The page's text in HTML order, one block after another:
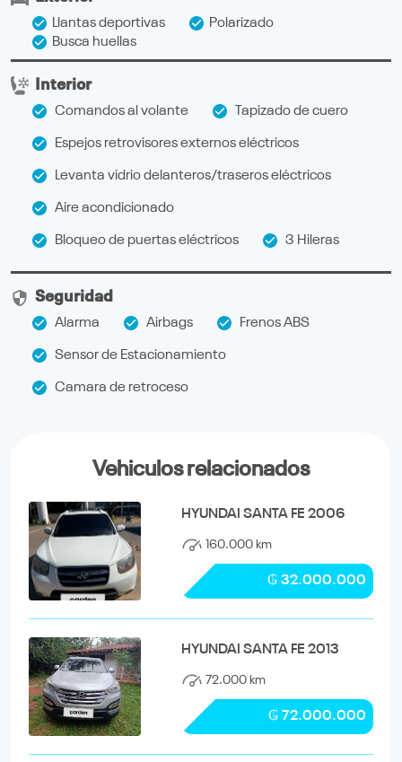
Llantas deportivas
Polarizado
Busca huellas
Interior
Comandos al volante Tapizado de cuero
Espejos retrovisores externos eléctricos
Levanta vidrio delanteros/traseros eléctricos
Aire acondicionado
Bloqueo de puertas eléctricos 3 Hileras
Seguridad
Alarma Airbags Frenos ABS
Sensor de Estacionamiento
Camara de retroceso
Vehiculos relacionados
HYUNDAI SANTA FE 2006
160.000 km
₲ 32.000.000
HYUNDAI SANTA FE 2013
72.000 km
₲ 72.000.000